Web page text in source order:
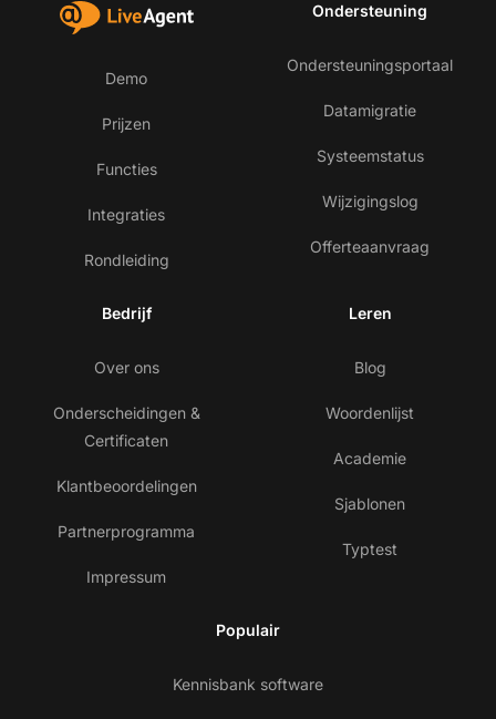
Demo
Prijzen
Functies
Integraties
Rondleiding
Ondersteuning
Ondersteuningsportaal
Datamigratie
Systeemstatus
Wijzigingslog
Offerteaanvraag
Bedrijf
Over ons
Onderscheidingen &
Certificaten
Klantbeoordelingen
Partnerprogramma
Impressum
Leren
Blog
Woordenlijst
Academie
Sjablonen
Typtest
Populair
Kennisbank software